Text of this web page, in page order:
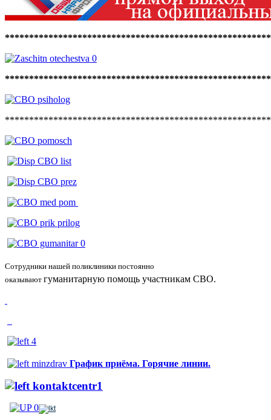
Сотрудники нашей поликлиники постоянно
оказывают гуманитарную помощь участникам СВО.
График приёма. Горячие линии.